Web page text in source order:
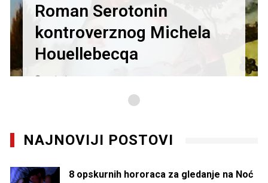
Roman Serotonin
kontroverznog Michela
Houellebecqa
27/01/2021
NAJNOVIJI POSTOVI
8 opskurnih hororaca za gledanje na Noć